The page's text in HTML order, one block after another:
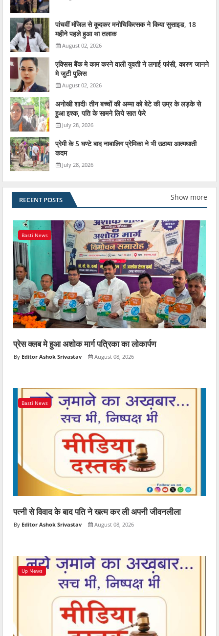
पांचवीं मंजिल से कूदकर मनोचिकित्सक ने किया सुसाइड, 18
महीने पहले हुआ था तलाक
August 02, 2026
एक्सिस बैंक मे काम करने वाली युवती ने लगाई फांसी, कारण जानने
मे जुटी पुलिस
August 02, 2026
अनोखी शादीः तीन बच्चों की अम्मा को बेटे की उम्र के लड़के से
हुआ इश्क, पति के सामने लिये सात फेरे
July 28, 2026
प्रेमी के 5 घण्टे बाद नाबालिग प्रेमिका ने भी उठाया आत्मघाती
कदम
July 28, 2026
RECENT POSTS Show more
Basti News
प्रेस क्लब मे हुआ अशोक मार्ग पत्रिका का लोकार्पण
Editor Ashok Srivastav August 08, 2026
Basti News
पत्नी से विवाद के बाद पति ने खत्म कर ली अपनी जीवनलीला
Editor Ashok Srivastav August 08, 2026
Up News